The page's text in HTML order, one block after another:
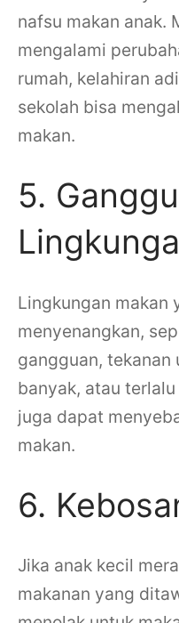
nafsu makan anak.
mengalami
rumah, kelahiran
sekolah bisa
makan.
5.
Lingkungan makan
menyenangkan,
gangguan, tekanan
banyak, atau
juga dapat
makan.
6.
Jika anak kecil
makanan yang